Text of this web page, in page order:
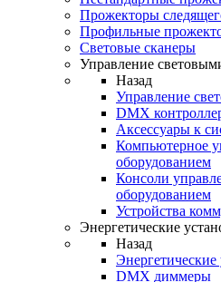
Прожекторы
Профильные
Световые сканеры
Управление
Назад
Управление
DMX
Аксессуары к
Компьютерное
оборудованием
Консоли
оборудованием
Устройства
Энергетические
Назад
Энергетические
DMX диммеры